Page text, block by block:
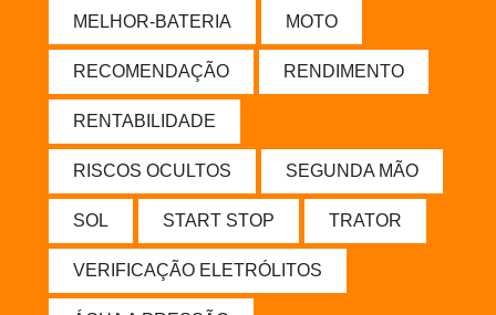
MELHOR-BATERIA MOTO
RECOMENDAÇÃO RENDIMENTO
RENTABILIDADE
RISCOS OCULTOS SEGUNDA MÃO
SOL START STOP TRATOR
VERIFICAÇÃO ELETRÓLITOS